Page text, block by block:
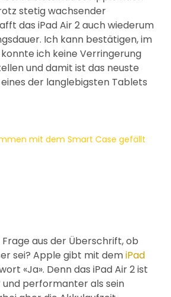
stetig wachsender
das iPad Air 2 auch wiederum
Ich kann bestätigen, im
ich keine Verringerung
und damit ist das neuste
der langlebigsten Tablets
aus der Überschrift, ob
sei? Apple gibt mit demiPad
«Ja». Denn das iPad Air 2 ist
performanter als sein